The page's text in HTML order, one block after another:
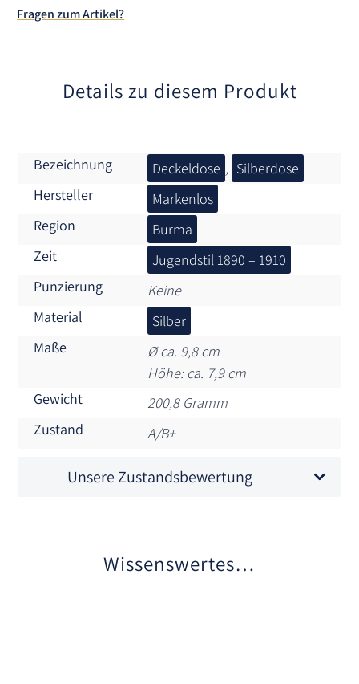
Fragen zum Artikel?
Details zu diesem Produkt
Bezeichnung Deckeldose , Silberdose
Hersteller
Markenlos
Region
Burma
Zeit
Jugendstil 1890 – 1910
Punzierung
Keine
Material
Silber
Maße
Ø ca. 9,8 cm
Höhe: ca. 7,9 cm
Gewicht
200,8 Gramm
Zustand
A/B+
Unsere Zustandsbewertung
Wissenswertes…